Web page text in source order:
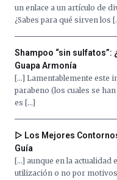
un enlace a un artículo de
¿Sabes para qué sirven los
Shampoo “sin
Guapa Armonía
[…] Lamentablemente este
parabeno (los cuales se
es […]
▷ Los Mejores
Guía
[…] aunque en la actualidad
utilización o no por